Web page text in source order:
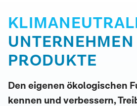
GmbH
PRODUKTE
Den eigenen ökologischen
kennen und verbessern,